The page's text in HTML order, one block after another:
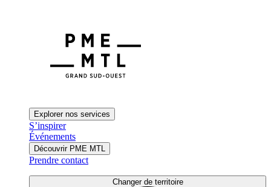
Explorer nos services
S’inspirer
Événements
Découvrir PME MTL
Prendre contact
Changer de territoire